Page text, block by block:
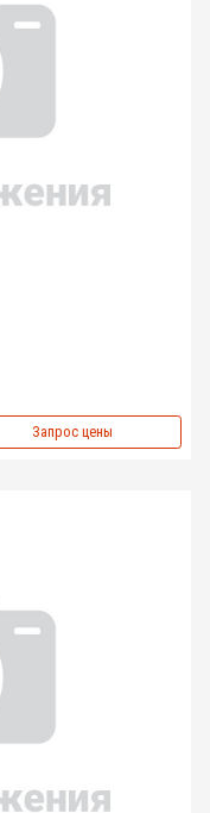
Запрос цены